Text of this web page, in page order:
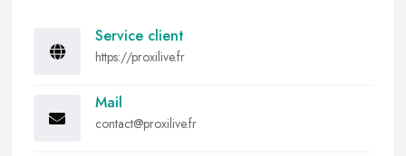
Service client
https://proxilive.fr
Mail
contact@proxilive.fr